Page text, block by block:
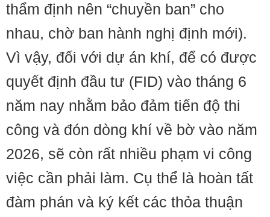
thẩm định nên “chuyền ban” cho
nhau, chờ ban hành nghị định mới).
Vì vậy, đối với dự án khí, để có được
quyết định đầu tư (FID) vào tháng 6
năm nay nhằm bảo đảm tiến độ thi
công và đón dòng khí về bờ vào năm
2026, sẽ còn rất nhiều phạm vi công
việc cần phải làm. Cụ thể là hoàn tất
đàm phán và ký kết các thỏa thuận